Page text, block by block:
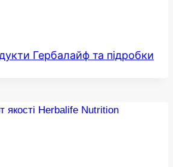
Гербалайф та підробки